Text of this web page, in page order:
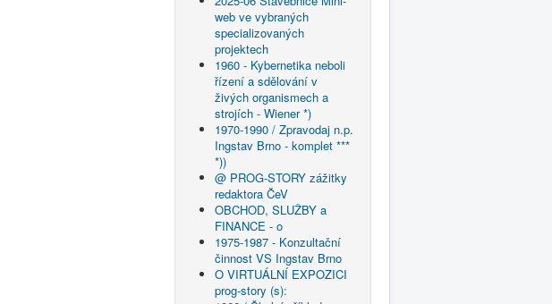
web ve vybraných
specializovaných
projektech
1960 - Kybernetika neboli
řízení a sdělování v
živých organismech a
strojích - Wiener *)
1970-1990 / Zpravodaj n.p.
Ingstav Brno - komplet ***
*))
@ PROG-STORY zážitky
redaktora ČeV
OBCHOD, SLUŽBY a
FINANCE - o
1975-1987 - Konzultační
činnost VS Ingstav Brno
O VIRTUÁLNÍ EXPOZICI
prog-story (s):